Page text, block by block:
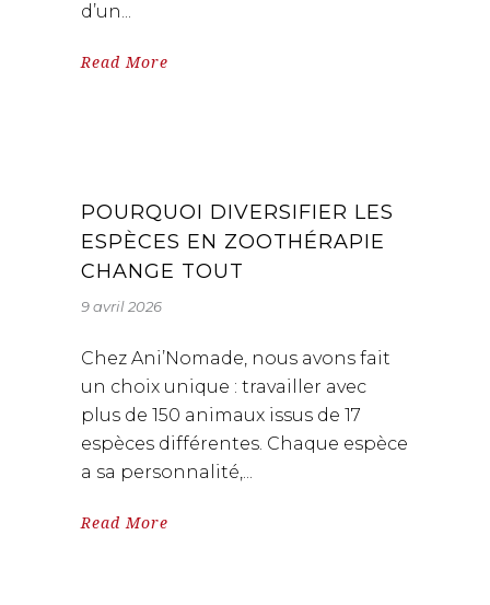
d’un
Read More
POURQUOI DIVERSIFIER LES
ESPÈCES EN ZOOTHÉRAPIE
CHANGE TOUT
9 avril 2026
Chez Ani’Nomade, nous avons fait
un choix unique : travailler avec
plus de 150 animaux issus de 17
espèces différentes. Chaque espèce
a sa personnalité,
Read More